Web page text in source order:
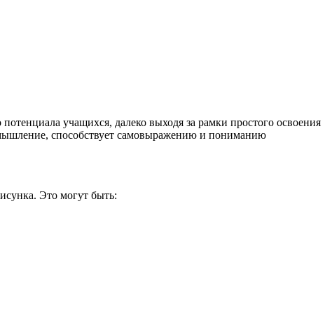
учащихся, далеко выходя за рамки простого освоения
способствует самовыражению и пониманию
Это могут быть: